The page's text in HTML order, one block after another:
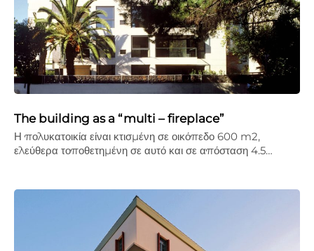
The building as a “multi – fireplace”
Η πολυκατοικία είναι κτισμένη σε οικόπεδο 600 m2,
ελεύθερα τοποθετημένη σε αυτό και σε απόσταση 4.5…